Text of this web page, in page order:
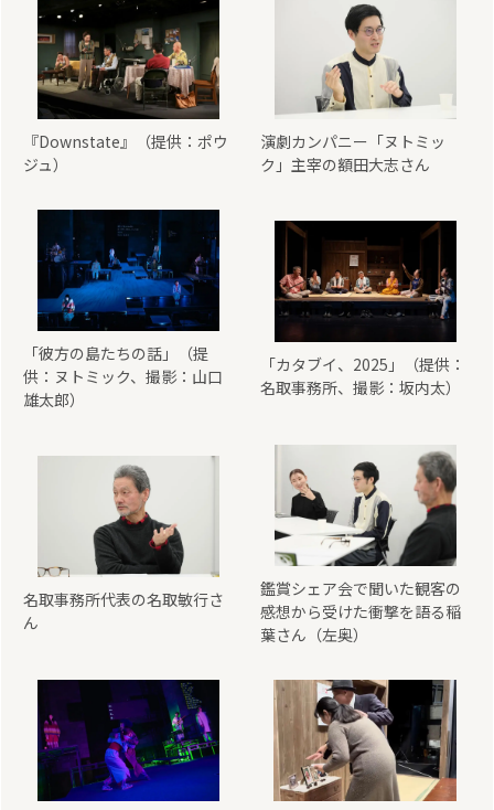
『Downstate』（提供：ポウ
ジュ）
演劇カンパニー「ヌトミッ
ク」主宰の額田大志さん
「彼方の島たちの話」（提
供：ヌトミック、撮影：山口
雄太郎）
「カタブイ、2025」（提供：
名取事務所、撮影：坂内太）
名取事務所代表の名取敏行さ
ん
鑑賞シェア会で聞いた観客の
感想から受けた衝撃を語る稲
葉さん（左奥）